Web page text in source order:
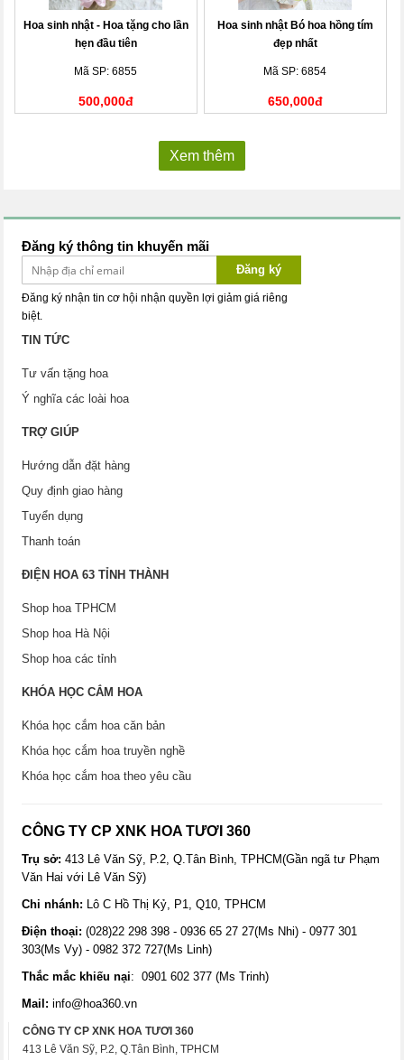
Hoa sinh nhật - Hoa tặng cho lần
hẹn đầu tiên
Mã SP: 6855
500,000đ
Hoa sinh nhật Bó hoa hồng tím
đẹp nhất
Mã SP: 6854
650,000đ
Xem thêm
Đăng ký thông tin khuyến mãi
Đăng ký
Đăng ký nhận tin cơ hội nhận quyền lợi giảm giá riêng
biệt.
TIN TỨC
Tư vấn tặng hoa
Ý nghĩa các loài hoa
TRỢ GIÚP
Hướng dẫn đặt hàng
Quy định giao hàng
Tuyển dụng
Thanh toán
ĐIỆN HOA 63 TỈNH THÀNH
Shop hoa TPHCM
Shop hoa Hà Nội
Shop hoa các tỉnh
KHÓA HỌC CẮM HOA
Khóa học cắm hoa căn bản
Khóa học cắm hoa truyền nghề
Khóa học cắm hoa theo yêu cầu
CÔNG TY CP XNK HOA TƯƠI 360
Trụ sở:413 Lê Văn Sỹ, P.2, Q.Tân Bình, TPHCM(Gần ngã tư Phạm
Văn Hai với Lê Văn Sỹ)
Chi nhánh: Lô C Hồ Thị Kỷ, P1, Q10, TPHCM
Điện thoại: (028)22 298 398 - 0936 65 27 27(Ms Nhi) - 0977 301
303(Ms Vy) - 0982 372 727(Ms Linh)
Thắc mắc khiếu nại: 0901 602 377 (Ms Trinh)
Mail: info@hoa360.vn
CÔNG TY CP XNK HOA TƯƠI 360
413 Lê Văn Sỹ, P.2, Q.Tân Bình, TPHCM